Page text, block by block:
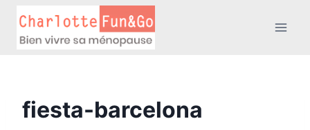
contenu
fiesta-barcelona